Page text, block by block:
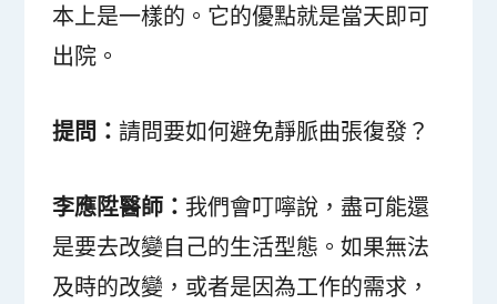
本上是一樣的。它的優點就是當天即可
出院。
提問：請問要如何避免靜脈曲張復發？
李應陞醫師： 我們會叮嚀說，盡可能還
是要去改變自己的生活型態。如果無法
及時的改變，或者是因為工作的需求，